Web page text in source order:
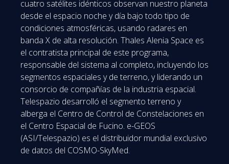
cuatro satélites idénticos observan nuestro planeta
desde el espacio noche y día bajo todo tipo de
condiciones atmosféricas, usando radares en
banda X de alta resolución. Thales Alenia Space es
el contratista principal de este programa,
responsable del sistema al completo, incluyendo los
segmentos espaciales y de terreno, y liderando un
consorcio de compañías de la industria espacial.
Telespazio desarrolló el segmento terreno y
alberga el Centro de Control de Constelaciones en
el Centro Espacial de Fucino. e-GEOS
(ASI/Telespazio) es el distribuidor mundial exclusivo
de datos del COSMO-SkyMed.